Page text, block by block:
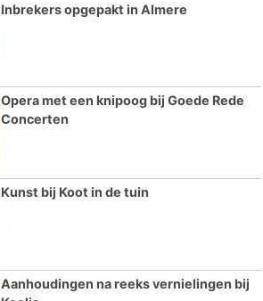
Inbrekers opgepakt in Almere
Opera met een knipoog bij Goede Rede
Concerten
Kunst bij Koot in de tuin
Aanhoudingen na reeks vernielingen bij